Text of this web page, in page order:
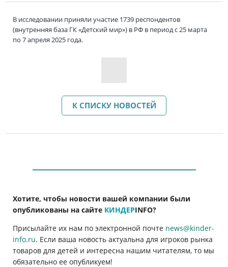
В исследовании приняли участие 1739 респондентов
(внутренняя база ГК «Детский мир») в РФ в период с 25 марта
по 7 апреля 2025 года.
К СПИСКУ НОВОСТЕЙ
Хотите, чтобы новости вашей компании были
опубликованы на сайте КИНДЕРINFO?
Присылайте их нам по электронной почте news@kinder-
info.ru. Если ваша новость актуальна для игроков рынка
товаров для детей и интересна нашим читателям, то мы
обязательно ее опубликуем!